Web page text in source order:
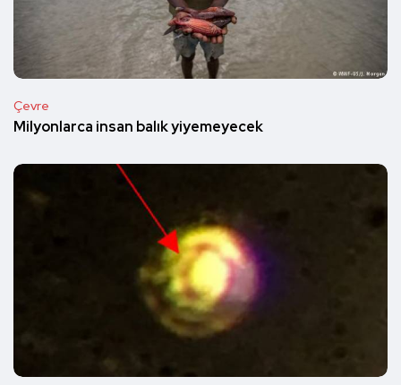
Çevre
Milyonlarca insan balık yiyemeyecek